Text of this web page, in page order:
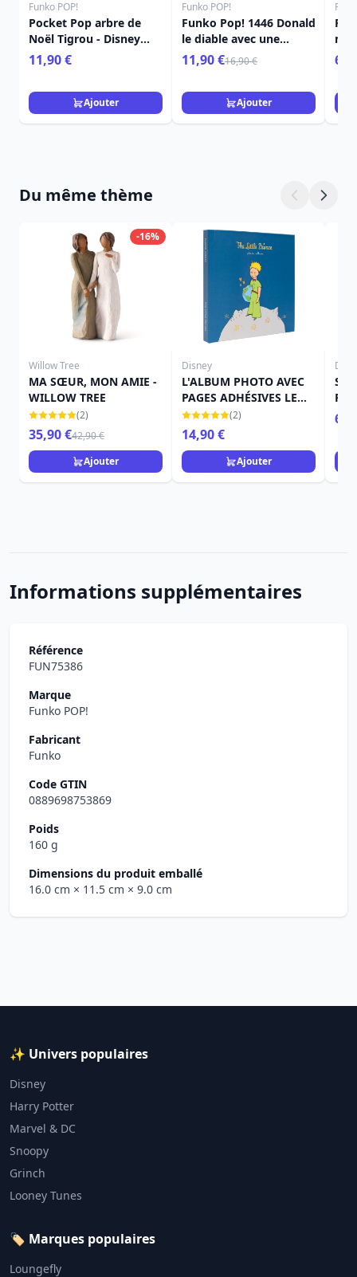
Funko POP!
Pocket Pop arbre de
Noël Tigrou - Disney
Winnie L'ourson
11,90 €
Ajouter
Funko POP!
Funko Pop! 1446 Donald
le diable avec une
citrouille - Disney
11,90 €16,90 €
Ajouter
Du même thème
-16%
Willow Tree
MA SŒUR, MON AMIE -
WILLOW TREE
(2)
35,90 €42,90 €
Ajouter
Disney
L'ALBUM PHOTO AVEC
PAGES ADHÉSIVES LE
PETIT PRINCE
(2)
14,90 €
Ajouter
Informations supplémentaires
Référence
FUN75386
Marque
Funko POP!
Fabricant
Funko
Code GTIN
0889698753869
Poids
160 g
Dimensions du produit emballé
16.0 cm × 11.5 cm × 9.0 cm
✨ Univers populaires
Disney
Harry Potter
Marvel & DC
Snoopy
Grinch
Looney Tunes
🏷️ Marques populaires
Loungefly